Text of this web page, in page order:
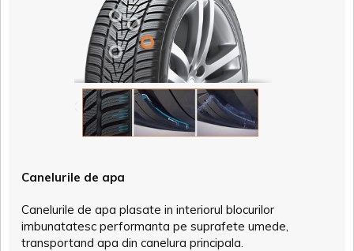
Canelurile de apa
Canelurile de apa plasate in interiorul blocurilor
imbunatatesc performanta pe suprafete umede,
transportand apa din canelura principala.